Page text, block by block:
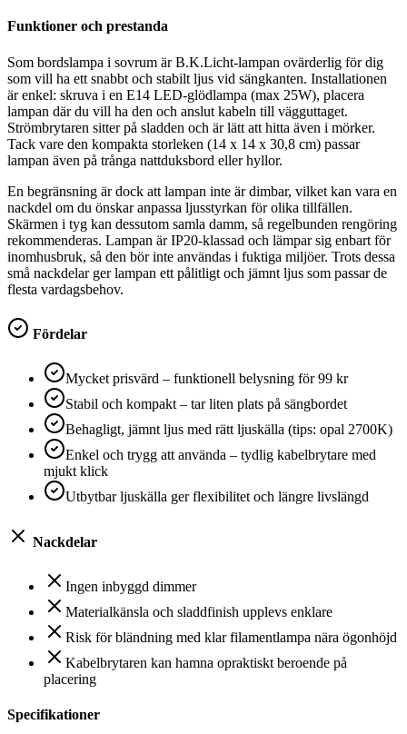
Funktioner och prestanda
Som bordslampa i sovrum är B.K.Licht-lampan ovärderlig för dig
som vill ha ett snabbt och stabilt ljus vid sängkanten. Installationen
är enkel: skruva i en E14 LED-glödlampa (max 25W), placera
lampan där du vill ha den och anslut kabeln till vägguttaget.
Strömbrytaren sitter på sladden och är lätt att hitta även i mörker.
Tack vare den kompakta storleken (14 x 14 x 30,8 cm) passar
lampan även på trånga nattduksbord eller hyllor.
En begränsning är dock att lampan inte är dimbar, vilket kan vara en
nackdel om du önskar anpassa ljusstyrkan för olika tillfällen.
Skärmen i tyg kan dessutom samla damm, så regelbunden rengöring
rekommenderas. Lampan är IP20-klassad och lämpar sig enbart för
inomhusbruk, så den bör inte användas i fuktiga miljöer. Trots dessa
små nackdelar ger lampan ett pålitligt och jämnt ljus som passar de
flesta vardagsbehov.
Fördelar
Mycket prisvärd – funktionell belysning för 99 kr
Stabil och kompakt – tar liten plats på sängbordet
Behagligt, jämnt ljus med rätt ljuskälla (tips: opal 2700K)
Enkel och trygg att använda – tydlig kabelbrytare med
mjukt klick
Utbytbar ljuskälla ger flexibilitet och längre livslängd
Nackdelar
Ingen inbyggd dimmer
Materialkänsla och sladdfinish upplevs enklare
Risk för bländning med klar filamentlampa nära ögonhöjd
Kabelbrytaren kan hamna opraktiskt beroende på
placering
Specifikationer